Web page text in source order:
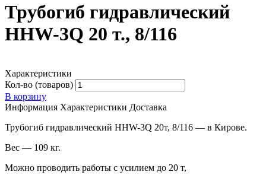
Трубогиб гидравлический
HHW-3Q 20 т., 8/116
Характеристики
Кол-во (товаров)
В корзину
Информация Характеристики Доставка
Трубогиб гидравлический HHW-3Q 20т, 8/116 — в Кирове.
Вес — 109 кг.
Можно проводить работы с усилием до 20 т,